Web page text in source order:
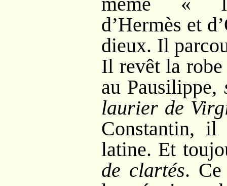
d’Hermès et
dieux. Il
Il revêt la
au Pausilippe,
laurier de
Constantin,
latine. Et
de clartés. Ce